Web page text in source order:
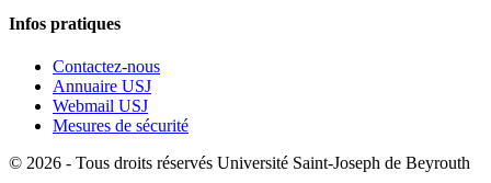
Infos pratiques
Contactez-nous
Annuaire USJ
Webmail USJ
Mesures de sécurité
© 2026 - Tous droits réservés Université Saint-Joseph de Beyrouth